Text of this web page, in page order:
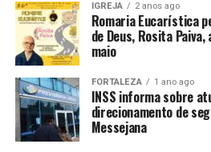
IGREJA 2 anos ago
Romaria Eucarística
de Deus, Rosita
maio
FORTALEZA 1 ano ago
INSS informa sobre
direcionamento de
Messejana